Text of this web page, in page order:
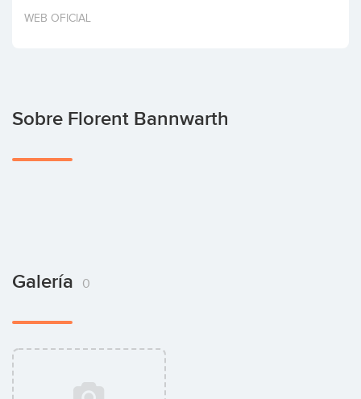
Invertir
WEB OFICIAL
Sobre Florent Bannwarth
Galería 0